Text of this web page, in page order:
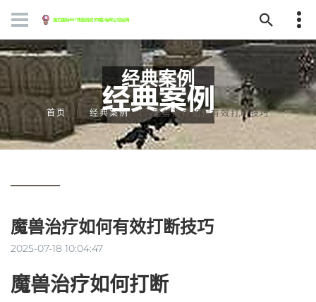
经典案例
首页 经典案例 魔兽治疗如何有效打断技巧
魔兽治疗如何有效打断技巧
2025-07-18 10:04:47
魔兽治疗如何打断